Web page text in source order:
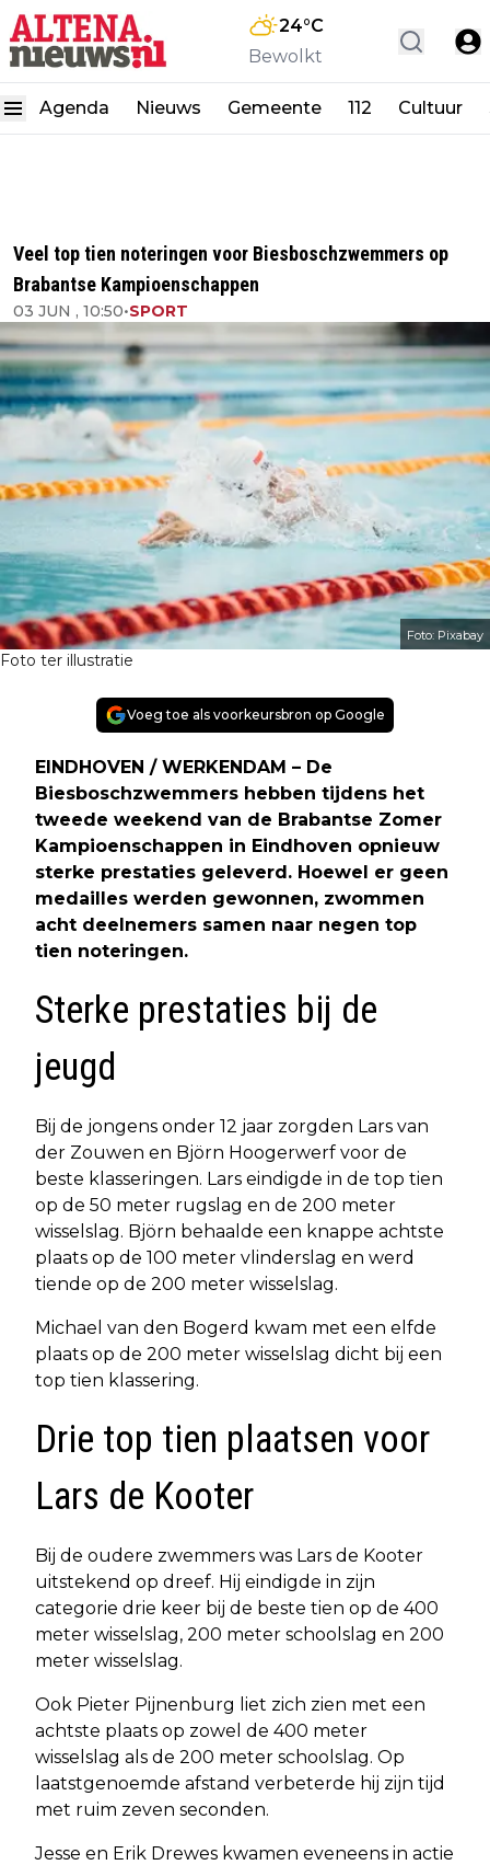
24°C
Bewolkt
Agenda Nieuws Gemeente 112 Cultuur
Veel top tien noteringen voor Biesboschzwemmers op
Brabantse Kampioenschappen
03 JUN , 10:50•SPORT
Foto: Pixabay
Foto ter illustratie
Voeg toe als voorkeursbron op Google
EINDHOVEN / WERKENDAM – De
Biesboschzwemmers hebben tijdens het
tweede weekend van de Brabantse Zomer
Kampioenschappen in Eindhoven opnieuw
sterke prestaties geleverd. Hoewel er geen
medailles werden gewonnen, zwommen
acht deelnemers samen naar negen top
tien noteringen.
Sterke prestaties bij de
jeugd
Bij de jongens onder 12 jaar zorgden Lars van
der Zouwen en Björn Hoogerwerf voor de
beste klasseringen. Lars eindigde in de top tien
op de 50 meter rugslag en de 200 meter
wisselslag. Björn behaalde een knappe achtste
plaats op de 100 meter vlinderslag en werd
tiende op de 200 meter wisselslag.
Michael van den Bogerd kwam met een elfde
plaats op de 200 meter wisselslag dicht bij een
top tien klassering.
Drie top tien plaatsen voor
Lars de Kooter
Bij de oudere zwemmers was Lars de Kooter
uitstekend op dreef. Hij eindigde in zijn
categorie drie keer bij de beste tien op de 400
meter wisselslag, 200 meter schoolslag en 200
meter wisselslag.
Ook Pieter Pijnenburg liet zich zien met een
achtste plaats op zowel de 400 meter
wisselslag als de 200 meter schoolslag. Op
laatstgenoemde afstand verbeterde hij zijn tijd
met ruim zeven seconden.
Jesse en Erik Drewes kwamen eveneens in actie